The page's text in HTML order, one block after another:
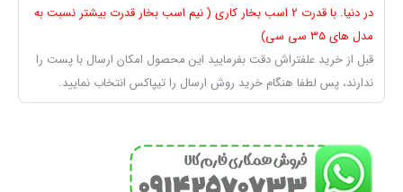
در دنیا. با قدرت 2 اسب بخار کاری ( نیم اسب بخار قدرت بیشتر نسبت به
مدل های 35 سی سی)
قبل از خرید علفتراش دقت بفرمایید این محصول امکان ارسال با پست را
ندارند، پس لطفا هنگام خرید روش ارسال را تیپاکس انتخاب نمایید.